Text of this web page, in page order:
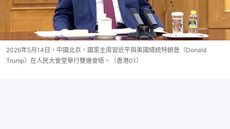
2026年5月14日，中國北京，國家主席習近平與美國總統特朗普（Donald
Trump）在人民大會堂舉行雙邊會晤。（香港01）